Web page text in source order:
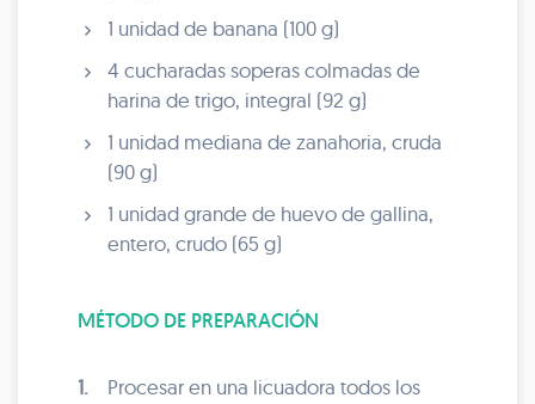
1 unidad de banana (100 g)
4 cucharadas soperas colmadas de
harina de trigo, integral (92 g)
1 unidad mediana de zanahoria, cruda
(90 g)
1 unidad grande de huevo de gallina,
entero, crudo (65 g)
MÉTODO DE PREPARACIÓN
1.
Procesar en una licuadora todos los